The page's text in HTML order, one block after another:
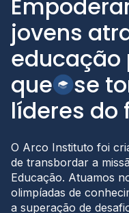
jovens
educação
que
se
líderes do
O Arco Instituto foi
de transbordar a
Educação. Atuamos
olimpíadas de
a superação de